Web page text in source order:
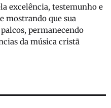
excelência, testemunho e
mostrando que sua
permanecendo
da música cristã